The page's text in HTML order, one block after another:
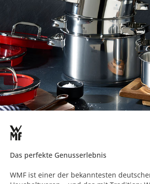
Das perfekte Genusserlebnis
WMF ist einer der bekanntesten